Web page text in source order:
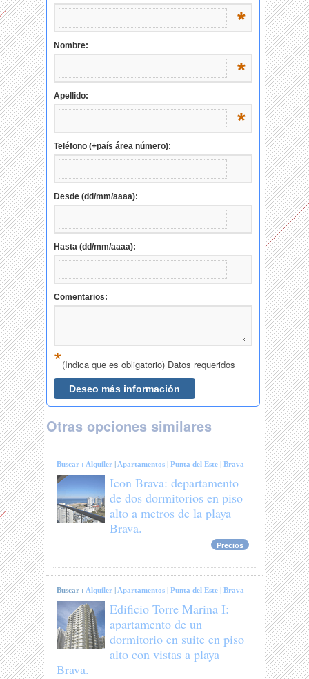
Otras opciones similares
Buscar : Alquiler | Apartamentos |Punta del Este |Brava
Icon Brava: departamento
de dos dormitorios en piso
alto a metros de la playa
Brava.
Precios
Buscar : Alquiler | Apartamentos |Punta del Este |Brava
Edificio Torre Marina I:
apartamento de un
dormitorio en suite en piso
alto con vistas a playa
Brava.